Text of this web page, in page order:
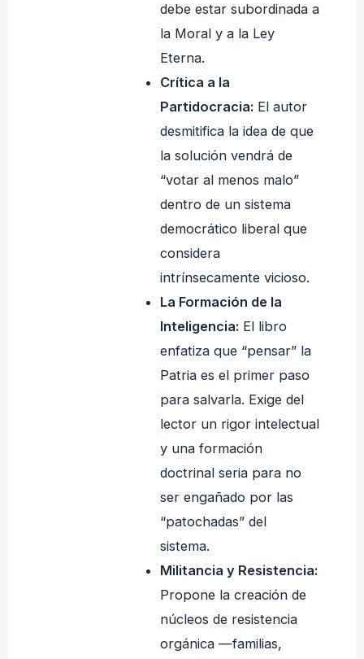
debe estar subordinada a
la Moral y a la Ley
Eterna.
Crítica a la
Partidocracia: El autor
desmitifica la idea de que
la solución vendrá de
“votar al menos malo”
dentro de un sistema
democrático liberal que
considera
intrínsecamente vicioso.
La Formación de la
Inteligencia: El libro
enfatiza que “pensar” la
Patria es el primer paso
para salvarla. Exige del
lector un rigor intelectual
y una formación
doctrinal seria para no
ser engañado por las
“patochadas” del
sistema.
Militancia y Resistencia:
Propone la creación de
núcleos de resistencia
orgánica —familias,